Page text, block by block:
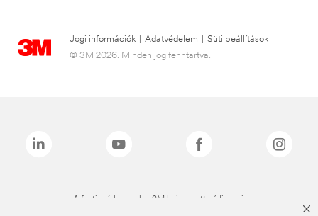
Jogi információk Adatvédelem
Süti beállítások
© 3M 2026. Minden jog fenntartva.
A fenti márkanevek a 3M bejegyzett védjegyei.